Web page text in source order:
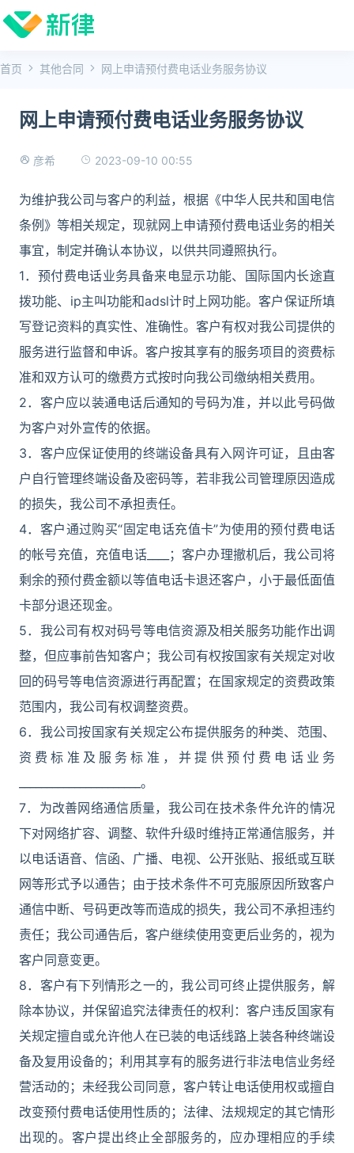
首页 其他合同 网上申请预付费电话业务服务协议
网上申请预付费电话业务服务协议
彦希 2023-09-10 00:55
为维护我公司与客户的利益，根据《中华人民共和国电信
条例》等相关规定，现就网上申请预付费电话业务的相关
事宜，制定并确认本协议，以供共同遵照执行。
1．预付费电话业务具备来电显示功能、国际国内长途直
拨功能、ip主叫功能和adsl计时上网功能。客户保证所填
写登记资料的真实性、准确性。客户有权对我公司提供的
服务进行监督和申诉。客户按其享有的服务项目的资费标
准和双方认可的缴费方式按时向我公司缴纳相关费用。
2．客户应以装通电话后通知的号码为准，并以此号码做
为客户对外宣传的依据。
3．客户应保证使用的终端设备具有入网许可证，且由客
户自行管理终端设备及密码等，若非我公司管理原因造成
的损失，我公司不承担责任。
4．客户通过购买“固定电话充值卡”为使用的预付费电话
的帐号充值，充值电话____；客户办理撤机后，我公司将
剩余的预付费金额以等值电话卡退还客户，小于最低面值
卡部分退还现金。
5．我公司有权对码号等电信资源及相关服务功能作出调
整，但应事前告知客户；我公司有权按国家有关规定对收
回的码号等电信资源进行再配置；在国家规定的资费政策
范围内，我公司有权调整资费。
6．我公司按国家有关规定公布提供服务的种类、范围、
资费标准及服务标准，并提供预付费电话业务
______________________。
7．为改善网络通信质量，我公司在技术条件允许的情况
下对网络扩容、调整、软件升级时维持正常通信服务，并
以电话语音、信函、广播、电视、公开张贴、报纸或互联
网等形式予以通告；由于技术条件不可克服原因所致客户
通信中断、号码更改等而造成的损失，我公司不承担违约
责任；我公司通告后，客户继续使用变更后业务的，视为
客户同意变更。
8．客户有下列情形之一的，我公司可终止提供服务，解
除本协议，并保留追究法律责任的权利：客户违反国家有
关规定擅自或允许他人在已装的电话线路上装各种终端设
备及复用设备的；利用其享有的服务进行非法电信业务经
营活动的；未经我公司同意，客户转让电话使用权或擅自
改变预付费电话使用性质的；法律、法规规定的其它情形
出现的。客户提出终止全部服务的，应办理相应的手续